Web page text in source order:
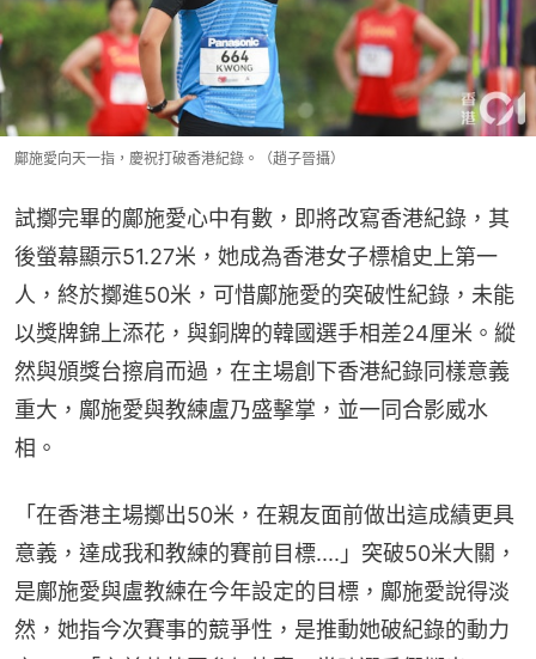
鄺施愛向天一指，慶祝打破香港紀錄。（趙子晉攝）
試擲完畢的鄺施愛心中有數，即將改寫香港紀錄，其
後螢幕顯示51.27米，她成為香港女子標槍史上第一
人，終於擲進50米，可惜鄺施愛的突破性紀錄，未能
以獎牌錦上添花，與銅牌的韓國選手相差24厘米。縱
然與頒獎台擦肩而過，在主場創下香港紀錄同樣意義
重大，鄺施愛與教練盧乃盛擊掌，並一同合影威水
相。
「在香港主場擲出50米，在親友面前做出這成績更具
意義，達成我和教練的賽前目標....」突破50米大關，
是鄺施愛與盧教練在今年設定的目標，鄺施愛說得淡
然，她指今次賽事的競爭性，是推動她破紀錄的動力